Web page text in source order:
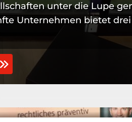
unter die Lupe
Unternehmen bietet